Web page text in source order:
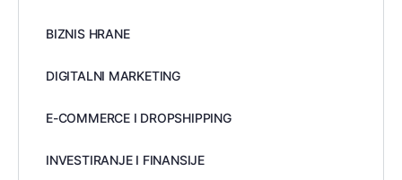
BIZNIS HRANE
DIGITALNI MARKETING
E-COMMERCE I DROPSHIPPING
INVESTIRANJE I FINANSIJE